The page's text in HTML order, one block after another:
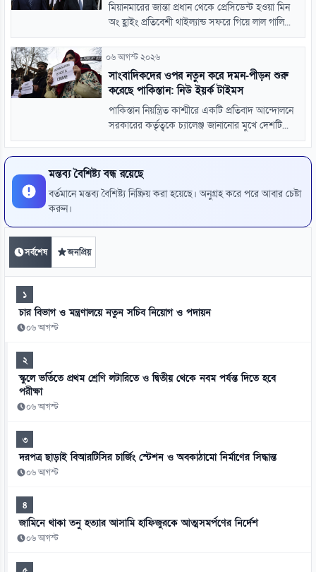
মিয়ানমারের জান্তা প্রধান থেকে প্রেসিডেন্ট হওয়া মিন
অং হ্লাইং প্রতিবেশী থাইল্যান্ড সফরে গিয়ে লাল গালি...
০৬ আগস্ট ২০২৬
সাংবাদিকদের ওপর নতুন করে দমন-পীড়ন শুরু
করেছে পাকিস্তান: নিউ ইয়র্ক টাইমস
পাকিস্তান নিয়ন্ত্রিত কাশ্মীরে একটি প্রতিবাদ আন্দোলনে
সরকারের কর্তৃত্বকে চ্যালেঞ্জ জানানোর মুখে দেশটি...
মন্তব্য বৈশিষ্ট্য বন্ধ রয়েছে
বর্তমানে মন্তব্য বৈশিষ্ট্য নিষ্ক্রিয় করা হয়েছে। অনুগ্রহ করে পরে আবার চেষ্টা
করুন।
সর্বশেষ জনপ্রিয়
১
চার বিভাগ ও মন্ত্রণালয়ে নতুন সচিব নিয়োগ ও পদায়ন
০৬ আগস্ট
২
স্কুলে ভর্তিতে প্রথম শ্রেণি লটারিতে ও দ্বিতীয় থেকে নবম পর্যন্ত দিতে হবে
পরীক্ষা
০৬ আগস্ট
৩
দরপত্র ছাড়াই বিআরটিসির চার্জিং স্টেশন ও অবকাঠামো নির্মাণের সিদ্ধান্ত
০৬ আগস্ট
৪
জামিনে থাকা তনু হত্যার আসামি হাফিজুরকে আত্মসমর্পণের নির্দেশ
০৬ আগস্ট